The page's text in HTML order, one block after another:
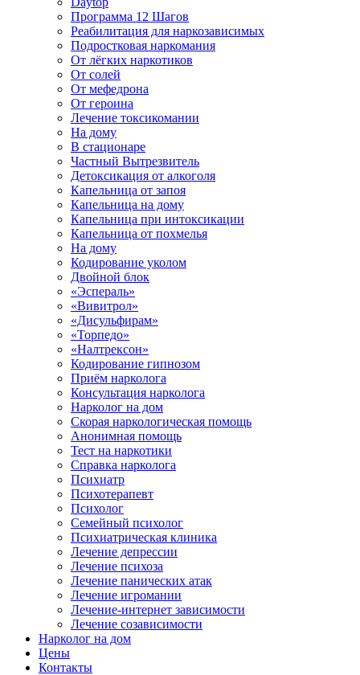
Программа 12 Шагов
Реабилитация для наркозависимых
Подростковая наркомания
От лёгких наркотиков
От солей
От мефедрона
От героина
Лечение токсикомании
На дому
В стационаре
Частный Вытрезвитель
Детоксикация от алкоголя
Капельница от запоя
Капельница на дому
Капельница при интоксикации
Капельница от похмелья
На дому
Кодирование уколом
Двойной блок
«Эспераль»
«Вивитрол»
«Дисульфирам»
«Торпедо»
«Налтрексон»
Кодирование гипнозом
Приём нарколога
Консультация нарколога
Нарколог на дом
Скорая наркологическая помощь
Анонимная помощь
Тест на наркотики
Справка нарколога
Психиатр
Психотерапевт
Психолог
Семейный психолог
Психиатрическая клиника
Лечение депрессии
Лечение психоза
Лечение панических атак
Лечение игромании
Лечение-интернет зависимости
Лечение созависимости
Нарколог на дом
Цены
Контакты